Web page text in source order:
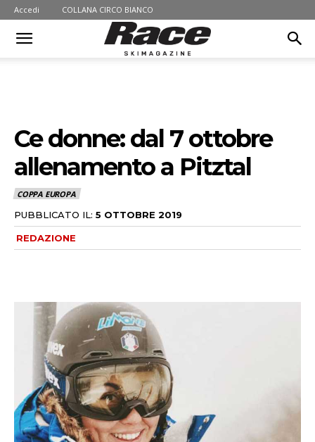
Accedi COLLANA CIRCO BIANCO
Ce donne: dal 7 ottobre
allenamento a Pitztal
COPPA EUROPA
PUBBLICATO IL: 5 OTTOBRE 2019
REDAZIONE